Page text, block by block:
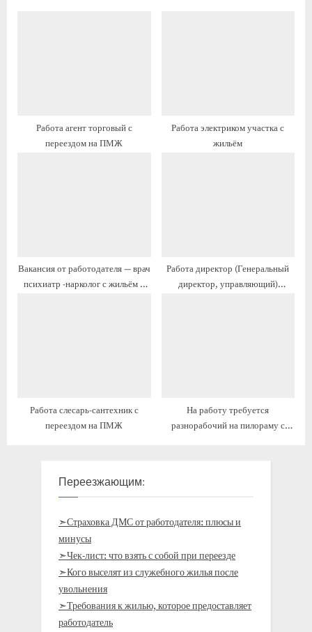
Работа агент торговый с
переездом на ПМЖ
Работа электриком участка с
жильём
Вакансия от работодателя — врач
психиатр -нарколог с жильём и
Работа директор (Генеральный
директор, управляющий)
Работа слесарь-сантехник с
переездом на ПМЖ
На работу требуется
разнорабочий на пилораму с
Переезжающим:
➣Страховка ДМС от работодателя: плюсы и
минусы
➣Чек-лист: что взять с собой при переезде
➣Кого выселят из служебного жилья после
увольнения
➣Требования к жилью, которое предоставляет
работодатель